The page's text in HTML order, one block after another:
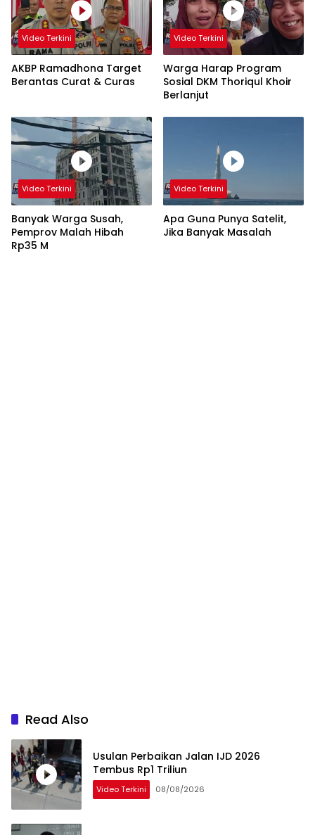
Video Terkini
AKBP Ramadhona Target
Berantas Curat & Curas
Video Terkini
Warga Harap Program
Sosial DKM Thoriqul Khoir
Berlanjut
Video Terkini
Banyak Warga Susah,
Pemprov Malah Hibah
Rp35 M
Video Terkini
Apa Guna Punya Satelit,
Jika Banyak Masalah
Read Also
Usulan Perbaikan Jalan IJD 2026
Tembus Rp1 Triliun
Video Terkini 08/08/2026